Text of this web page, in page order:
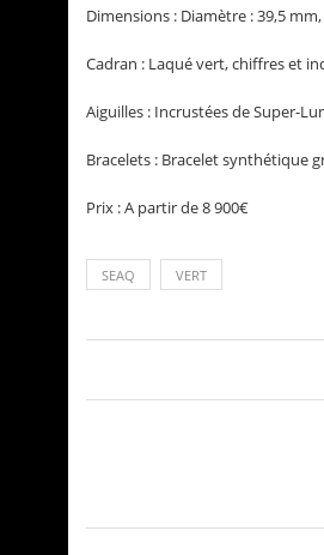
Dimensions : Diamètre : 39,5
Cadran : Laqué vert, chiffres et
Aiguilles : Incrustées de Super-
Bracelets : Bracelet synthétique
Prix : A partir de 8 900€
SEAQ VERT